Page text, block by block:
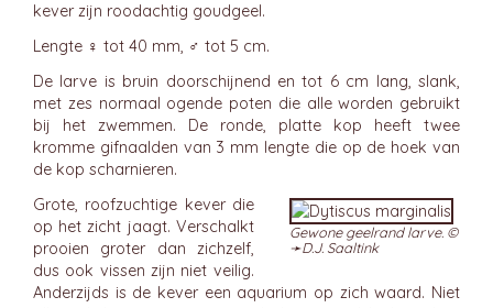
kever zijn roodachtig goudgeel.
Lengte ♀ tot 40 mm, ♂ tot 5 cm.
De larve is bruin doorschijnend en tot 6 cm lang, slank,
met zes normaal ogende poten die alle worden gebruikt
bij het zwemmen. De ronde, platte kop heeft twee
kromme gifnaalden van 3 mm lengte die op de hoek van
de kop scharnieren.
Gewone geelrand larve. ©
➛D.J. Saaltink
Grote, roofzuchtige kever die
op het zicht jaagt. Verschalkt
prooien groter dan zichzelf,
dus ook vissen zijn niet veilig.
Anderzijds is de kever een aquarium op zich waard. Niet